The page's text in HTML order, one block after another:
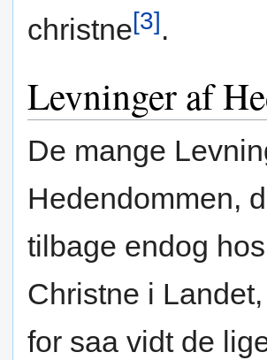
christne[3].
Levninger af
De mange
Hedendommen,
tilbage endog
Christne i
for saa vidt de